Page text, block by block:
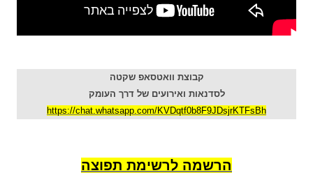
קבוצת וואטסאפ שקטה
לסדנאות ואירועים של דרך העומק
https://chat.whatsapp.com/KVDqtf0b8F9JDsjrKTFsBh
הרשמה לרשימת תפוצה